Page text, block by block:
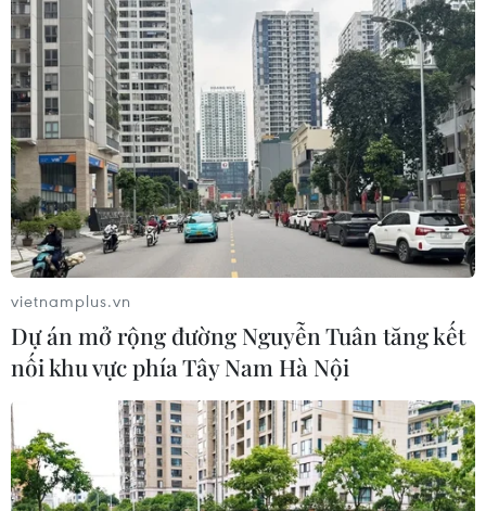
vietnamplus.vn
Dự án mở rộng đường Nguyễn Tuân tăng kết
nối khu vực phía Tây Nam Hà Nội